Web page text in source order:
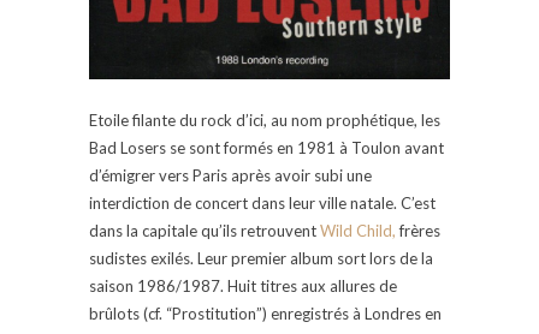
Etoile filante du rock d’ici, au nom prophétique, les
Bad Losers se sont formés en 1981 à Toulon avant
d’émigrer vers Paris après avoir subi une
interdiction de concert dans leur ville natale. C’est
dans la capitale qu’ils retrouventWild Child,frères
sudistes exilés. Leur premier album sort lors de la
saison 1986/1987. Huit titres aux allures de
brûlots (cf. “Prostitution”) enregistrés à Londres en